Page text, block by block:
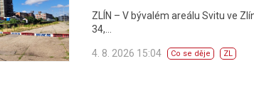
ZLÍN – V bývalém areálu Svitu ve
34,…
4. 8. 2026 15:04 Co se děje ZL